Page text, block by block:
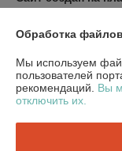
Юридическое лицо:
220014, Республика
303-144
Регистрационный
Обработка
Мы используем
пользователей
рекомендаций. Вы
отключить их.